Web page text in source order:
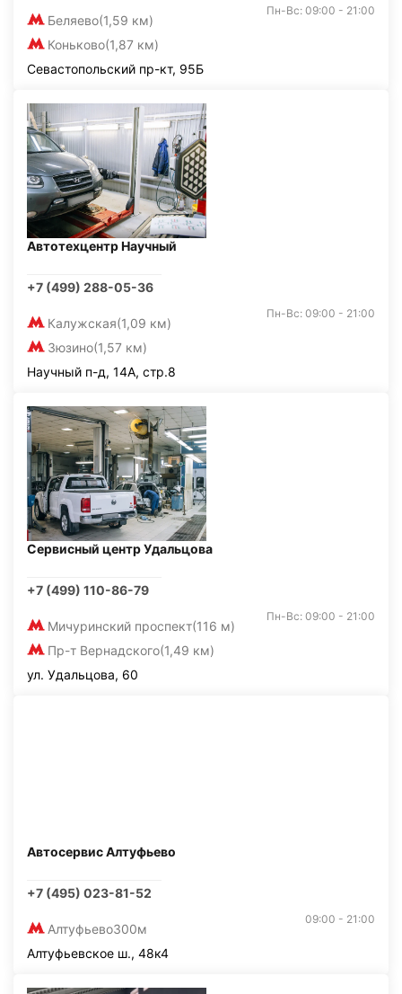
Беляево(1,59 км)
Коньково(1,87 км)
Пн-Вс: 09:00 - 21:00
Севастопольский пр-кт, 95Б
Автотехцентр Научный
+7 (499) 288-05-36
Калужская(1,09 км)
Зюзино(1,57 км)
Пн-Вс: 09:00 - 21:00
Научный п-д, 14А, стр.8
Сервисный центр Удальцова
+7 (499) 110-86-79
Мичуринский проспект(116 м)
Пр-т Вернадского(1,49 км)
Пн-Вс: 09:00 - 21:00
ул. Удальцова, 60
Автосервис Алтуфьево
+7 (495) 023-81-52
Алтуфьево300м
09:00 - 21:00
Алтуфьевское ш., 48к4